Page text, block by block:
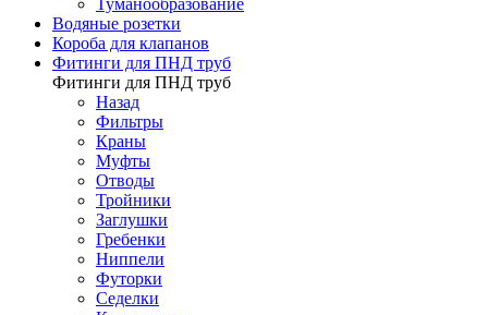
Туманообразование
Водяные розетки
Короба для клапанов
Фитинги для ПНД труб
Фитинги для ПНД труб
Назад
Фильтры
Краны
Муфты
Отводы
Тройники
Заглушки
Гребенки
Ниппели
Футорки
Седелки